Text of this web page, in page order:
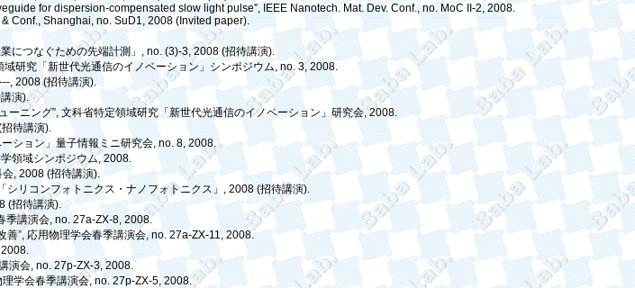
for dispersion-compensated slow light pulse”, IEEE Nanotech. Mat. Dev. Conf., no. MoC II-2, 2008.
Conf., Shanghai, no. SuD1, 2008 (Invited paper).
につなぐための先端計測」 , no. (3)-3, 2008 (招待講演).
域研究「新世代光通信のイノベーション」シンポジウム, no. 3, 2008.
---, 2008 (招待講演).
演).
ーニング”, 文科省特定領域研究「新世代光通信のイノベーション」研究会, 2008.
招待講演).
ション」量子情報ミニ研究会, no. 8, 2008.
領域シンポジウム, 2008.
会, 2008 (招待講演).
リコンフォトニクス・ナノフォトニクス」 , 2008 (招待講演).
(招待講演).
季講演会, no. 27a-ZX-8, 2008.
善”,応用物理学会春季講演会, no. 27a-ZX-11, 2008.
演会, no. 27p-ZX-3, 2008.
理学会春季講演会, no. 27p-ZX-5, 2008.